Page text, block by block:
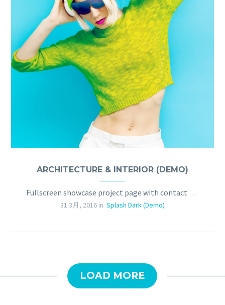
ARCHITECTURE & INTERIOR (DEMO)
Fullscreen showcase project page with contact form
31 3月, 2016 in Splash Dark (Demo)
LOAD MORE